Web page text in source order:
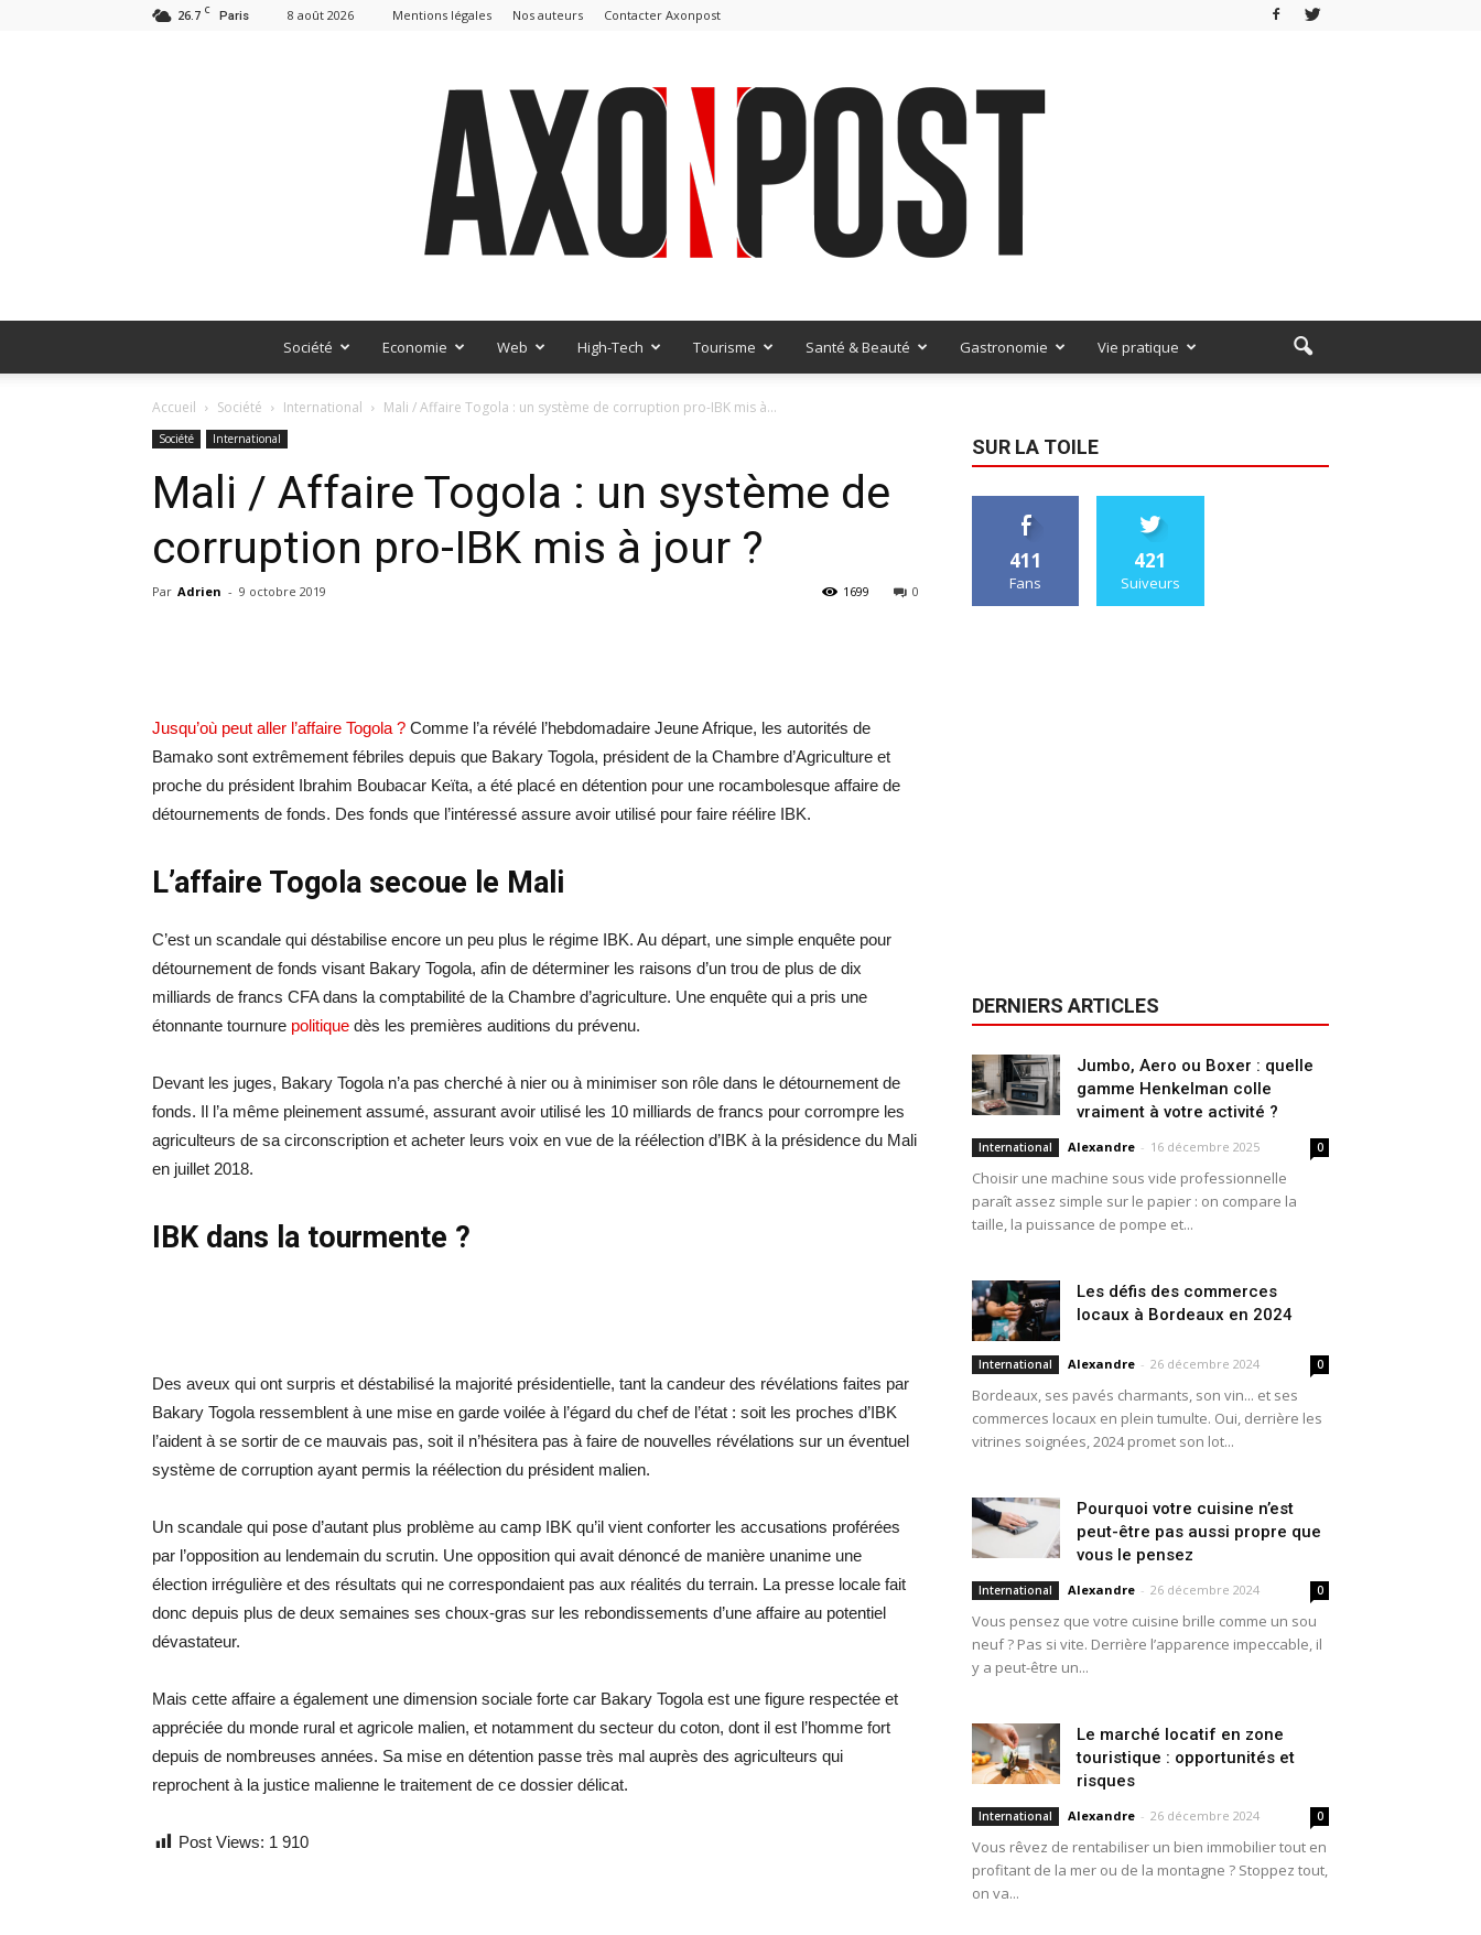
26.7 C Paris 8 août 2026 Mentions légales Nos auteurs Contacter Axonpost
Société Economie Web High-Tech Tourisme Santé & Beauté Gastronomie Vie pratique
Accueil Société International Mali / Affaire Togola : un système de corruption pro-IBK mis à...
Société International
Mali / Affaire Togola : un système de
corruption pro-IBK mis à jour ?
Par Adrien - 9 octobre 2019 0
1699
Jusqu’où peut aller l’affaire Togola ? Comme l’a révélé l’hebdomadaire Jeune Afrique, les autorités de
Bamako sont extrêmement fébriles depuis que Bakary Togola, président de la Chambre d’Agriculture et
proche du président Ibrahim Boubacar Keïta, a été placé en détention pour une rocambolesque affaire de
détournements de fonds. Des fonds que l’intéressé assure avoir utilisé pour faire réélire IBK.
L’affaire Togola secoue le Mali
C’est un scandale qui déstabilise encore un peu plus le régime IBK. Au départ, une simple enquête pour
détournement de fonds visant Bakary Togola, afin de déterminer les raisons d’un trou de plus de dix
milliards de francs CFA dans la comptabilité de la Chambre d’agriculture. Une enquête qui a pris une
étonnante tournure politique dès les premières auditions du prévenu.
Devant les juges, Bakary Togola n’a pas cherché à nier ou à minimiser son rôle dans le détournement de
fonds. Il l’a même pleinement assumé, assurant avoir utilisé les 10 milliards de francs pour corrompre les
agriculteurs de sa circonscription et acheter leurs voix en vue de la réélection d’IBK à la présidence du Mali
en juillet 2018.
IBK dans la tourmente ?
Des aveux qui ont surpris et déstabilisé la majorité présidentielle, tant la candeur des révélations faites par
Bakary Togola ressemblent à une mise en garde voilée à l’égard du chef de l’état : soit les proches d’IBK
l’aident à se sortir de ce mauvais pas, soit il n’hésitera pas à faire de nouvelles révélations sur un éventuel
système de corruption ayant permis la réélection du président malien.
Un scandale qui pose d’autant plus problème au camp IBK qu’il vient conforter les accusations proférées
par l’opposition au lendemain du scrutin. Une opposition qui avait dénoncé de manière unanime une
élection irrégulière et des résultats qui ne correspondaient pas aux réalités du terrain. La presse locale fait
donc depuis plus de deux semaines ses choux-gras sur les rebondissements d’une affaire au potentiel
dévastateur.
Mais cette affaire a également une dimension sociale forte car Bakary Togola est une figure respectée et
appréciée du monde rural et agricole malien, et notamment du secteur du coton, dont il est l’homme fort
depuis de nombreuses années. Sa mise en détention passe très mal auprès des agriculteurs qui
reprochent à la justice malienne le traitement de ce dossier délicat.
Post Views: 1 910
SUR LA TOILE
411
Fans
421
Suiveurs
DERNIERS ARTICLES
Jumbo, Aero ou Boxer : quelle
gamme Henkelman colle
vraiment à votre activité ?
International Alexandre - 16 décembre 2025 0
Choisir une machine sous vide professionnelle
paraît assez simple sur le papier : on compare la
taille, la puissance de pompe et...
Les défis des commerces
locaux à Bordeaux en 2024
International Alexandre - 26 décembre 2024 0
Bordeaux, ses pavés charmants, son vin... et ses
commerces locaux en plein tumulte. Oui, derrière les
vitrines soignées, 2024 promet son lot...
Pourquoi votre cuisine n’est
peut-être pas aussi propre que
vous le pensez
International Alexandre - 26 décembre 2024 0
Vous pensez que votre cuisine brille comme un sou
neuf ? Pas si vite. Derrière l’apparence impeccable, il
y a peut-être un...
Le marché locatif en zone
touristique : opportunités et
risques
International Alexandre - 26 décembre 2024 0
Vous rêvez de rentabiliser un bien immobilier tout en
profitant de la mer ou de la montagne ? Stoppez tout,
on va...